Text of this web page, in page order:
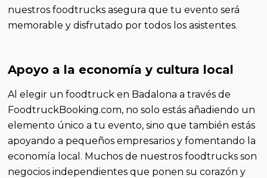
nuestros foodtrucks asegura que tu evento será
memorable y disfrutado por todos los asistentes.
Apoyo a la economía y cultura local
Al elegir un foodtruck en Badalona a través de
FoodtruckBooking.com, no solo estás añadiendo un
elemento único a tu evento, sino que también estás
apoyando a pequeños empresarios y fomentando la
economía local. Muchos de nuestros foodtrucks son
negocios independientes que ponen su corazón y